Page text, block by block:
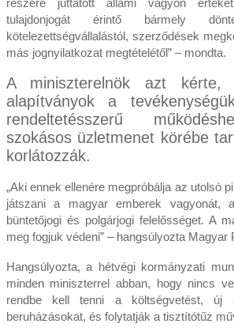
tulajdonjogát érintő bármely
kötelezettségvállalástól, szerződések
más jognyilatkozat megtételétől” – mondta.
A miniszterelnök azt
alapítványok a
rendeltetésszerű
szokásos üzletmenet körébe
korlátozzák.
„Aki ennek ellenére megpróbálja az utolsó
játszani a magyar emberek vagyonát,
büntetőjogi és polgárjogi felelősséget. A
meg fogjuk védeni” – hangsúlyozta Magyar
Hangsúlyozta, a hétvégi kormányzati
minden miniszterrel abban, hogy nincs
rendbe kell tenni a költségvetést, új
beruházásokat, és folytatják a tisztítótűz